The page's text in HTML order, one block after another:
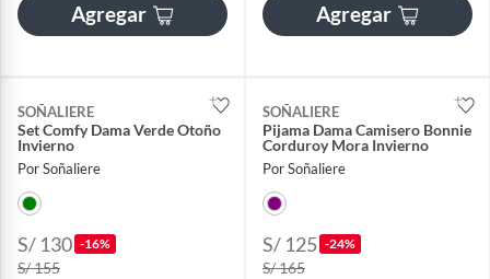
Agregar Agregar
SOÑALIERE
Set Comfy Dama Verde Otoño
Invierno
Por Soñaliere
S/ 130 -16%
S/ 155
SOÑALIERE
Pijama Dama Camisero Bonnie
Corduroy Mora Invierno
Por Soñaliere
S/ 125 -24%
S/ 165